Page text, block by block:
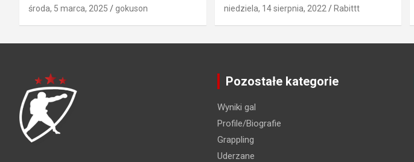
środa, 5 marca, 2025 gokuson niedziela, 14 sierpnia, 2022 Rabittt
Pozostałe kategorie
Wyniki gal
Profile/Biografie
Grappling
Uderzane